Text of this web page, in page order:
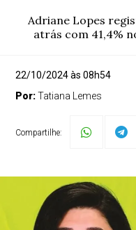
Adriane Lopes
atrás com 41,4%
22/10/2024 às 08h54
Por:Tatiana Lemes
Compartilhe: